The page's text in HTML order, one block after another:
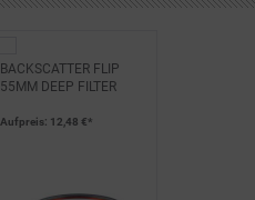
BACKSCATTER FLIP
55MM DEEP FILTER
Aufpreis: 12,48 €*